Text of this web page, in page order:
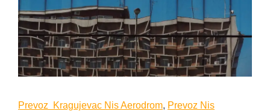
Prevoz Kragujevac Nis Aerodrom, Prevoz Nis